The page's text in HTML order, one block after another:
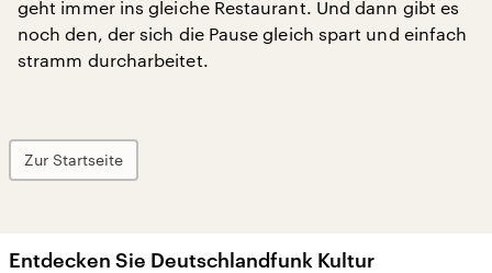
geht immer ins gleiche Restaurant. Und dann gibt es
noch den, der sich die Pause gleich spart und einfach
stramm durcharbeitet.
Zur Startseite
Entdecken Sie Deutschlandfunk Kultur